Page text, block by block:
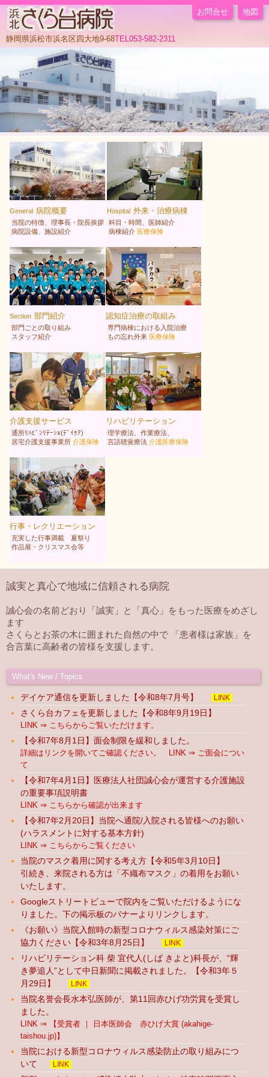
お問合せ 地図
静岡県浜松市浜名区四大地9-68TEL053-582-2311
General 病院概要
当院の特徴、理事長・院長挨拶
病院設備、施設紹介
Hospital 外来・治療病棟
科目・時間、医師紹介
病棟紹介 医療保険
Section 部門紹介
部門ごとの取り組み
スタッフ紹介
認知症治療の取組み
専門病棟における入院治療
もの忘れ外来 医療保険
介護支援サービス
通所ﾘﾊﾋﾞﾝﾘﾃｰｼｮ(ﾃﾞｲｹｱ)
居宅介護支援事業所 介護保険
リハビリテーション
理学療法、作業療法、
言語聴覚療法 介護医療保険
行事・レクリエーション
充実した行事満載 夏祭り
作品展・クリスマス会等
誠実と真心で地域に信頼される病院
誠心会の名前どおり「誠実」と「真心」をもった医療をめざし
ます
さくらとお茶の木に囲まれた自然の中で 「患者様は家族」を
合言葉に高齢者の皆様を支援します。
What's New / Topics
デイケア通信を更新しました【令和8年7月号】 LINK
さくら台カフェを更新しました【令和8年9月19日】
LINK ⇒ こちらからご覧いただけます。
【令和7年8月1日】面会制限を緩和しました。
詳細はリンクを開いてご確認ください。 LINK ⇒ ご面会につい
て
【令和7年4月1日】医療法人社団誠心会が運営する介護施設
の重要事項説明書
LINK ⇒ こちらから確認が出来ます
【令和7年2月20日】当院へ通院/入院される皆様へのお願い
(ハラスメントに対する基本方針)
LINK ⇒ こちらからご覧ください
当院のマスク着用に関する考え方【令和5年3月10日】
引続き、来院される方は「不織布マスク」の着用をお願い
いたします。
Googleストリートビューで院内をご覧いただけるようにな
りました。下の掲示板のバナーよりリンクします。
《お願い》当院入館時の新型コロナウィルス感染対策にご
協力ください【令和3年8月25日】
LINK
リハビリテーション科 柴 宜代人(しば きよと)科長が、“輝
き夢追人”として中日新聞に掲載されました。【令和3年５
月29日】
LINK
当院名誉会長水本弘医師が、第11回赤ひげ功労賞を受賞し
ました。
LINK ⇒ 【受賞者 ｜ 日本医師会 赤ひげ大賞 (akahige-
taishou.jp)】
当院における新型コロナウィルス感染防止の取り組みにつ
いて
LINK